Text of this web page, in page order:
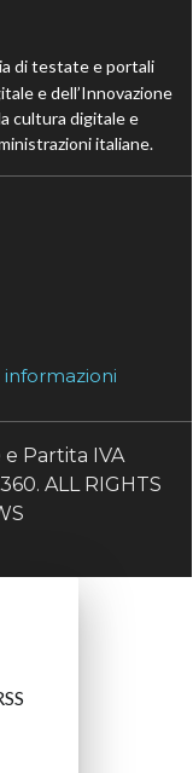
di testate e portali
e dell’Innovazione
cultura digitale e
italiane.
Partita IVA
ALL RIGHTS